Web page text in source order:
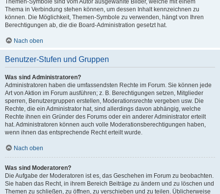
Themen-Symbole sind vom Autor ausgewählte Bilder, welche mit einem
Thema in Verbindung stehen können, um dessen Inhalt kennzeichnen zu
können. Die Möglichkeit, Themen-Symbole zu verwenden, hängt von Ihren
Berechtigungen ab, die die Board-Administration gesetzt hat.
Nach oben
Benutzer-Stufen und Gruppen
Was sind Administratoren?
Administratoren haben die umfassendsten Rechte im Forum. Sie können jede
Art von Aktion im Forum ausführen; z. B. Berechtigungen setzen, Mitglieder
sperren, Benutzergruppen erstellen, Moderationsrechte vergeben usw. Die
Rechte, die ein Administrator hat, sind allerdings davon abhängig, welche
Rechte ihnen ein Gründer des Forums oder ein anderer Administrator erteilt
hat. Administratoren können auch volle Moderationsberechtigungen haben,
wenn ihnen das entsprechende Recht erteilt wurde.
Nach oben
Was sind Moderatoren?
Die Aufgabe der Moderatoren ist es, das Geschehen im Forum zu beobachten.
Sie haben das Recht, in ihrem Bereich Beiträge zu ändern und zu löschen und
Themen zu schließen, zu öffnen, zu verschieben und zu teilen. Üblicherweise